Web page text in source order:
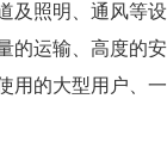
及照明、通风等设
的运输、高度的安
用的大型用户、一